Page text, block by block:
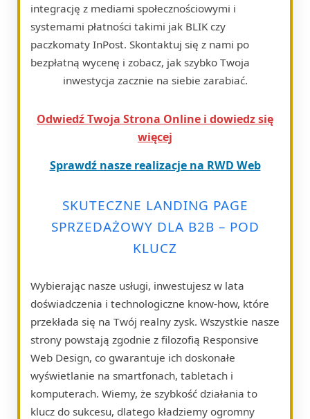
integrację z mediami społecznościowymi i
systemami płatności takimi jak BLIK czy
paczkomaty InPost. Skontaktuj się z nami po
bezpłatną wycenę i zobacz, jak szybko Twoja
inwestycja zacznie na siebie zarabiać.
Odwiedź Twoja Strona Online i dowiedz się
więcej
Sprawdź nasze realizacje na RWD Web
SKUTECZNE LANDING PAGE
SPRZEDAŻOWY DLA B2B – POD
KLUCZ
Wybierając nasze usługi, inwestujesz w lata
doświadczenia i technologiczne know-how, które
przekłada się na Twój realny zysk. Wszystkie nasze
strony powstają zgodnie z filozofią Responsive
Web Design, co gwarantuje ich doskonałe
wyświetlanie na smartfonach, tabletach i
komputerach. Wiemy, że szybkość działania to
klucz do sukcesu, dlatego kładziemy ogromny